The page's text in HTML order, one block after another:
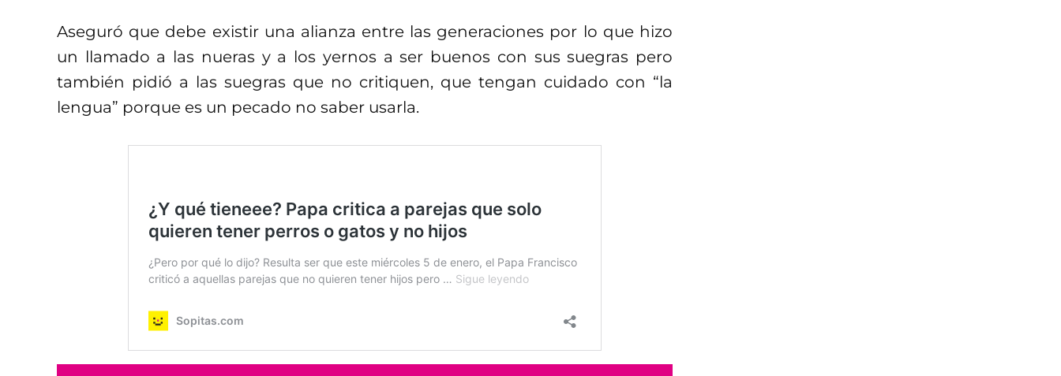
Aseguró que debe existir una alianza entre las generaciones por lo que hizo
un llamado a las nueras y a los yernos a ser buenos con sus suegras pero
también pidió a las suegras que no critiquen, que tengan cuidado con “la
lengua” porque es un pecado no saber usarla.